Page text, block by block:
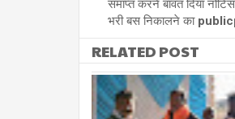
समाप्त करने बावत दिया
भरी बस निकालने का
RELATED POST